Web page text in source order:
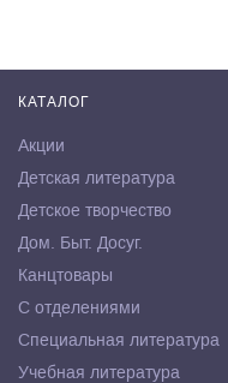
КАТАЛОГ
Акции
Детская литература
Детское творчество
Дом. Быт. Досуг.
Канцтовары
С отделениями
Специальная литература
Учебная литература